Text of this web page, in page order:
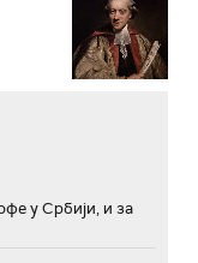
у Србији, и за